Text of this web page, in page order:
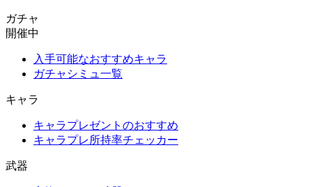
ガチャ
開催中
入手可能なおすすめキャラ
ガチャシミュ一覧
キャラ
キャラプレゼントのおすすめ
キャラプレ所持率チェッカー
武器